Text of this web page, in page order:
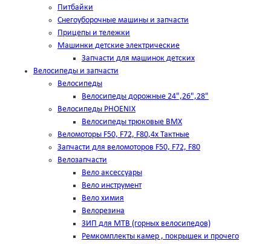
Питбайки
Снегоуборочные машины и запчасти
Прицепы и тележки
Машинки детские электрические
Запчасти для машинок детских
Велосипеды и запчасти
Велосипеды
Велосипеды дорожные 24",26",28"
Велосипеды PHOENIX
Велосипеды трюковые BMX
Веломоторы F50, F72, F80,4х Тактные
Запчасти для веломоторов F50, F72, F80
Велозапчасти
Вело аксессуары
Вело инструмент
Вело химия
Велорезина
ЗИП для MTB (горных велосипедов)
Ремкомплекты камер , покрышек и прочего